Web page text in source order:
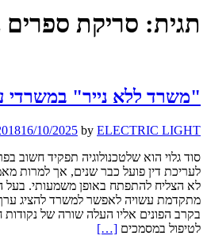
תגית: סריקת
"משרד ללא נייר" במשרדי
16/10/2025 by ELECTRIC LIGHT
סוד גלוי הוא שלטכנולוגיה תפקיד חשוב
לעריכת דין פועל כבר שנים, אך למרות
לא הצליח להתפתח באופן משמעותי. בעל
מתקדמת עשויה לאפשר למשרד להציג
בקרב הפונים אליו העלה שורה של
לטיפול במסמכים Read
[…]